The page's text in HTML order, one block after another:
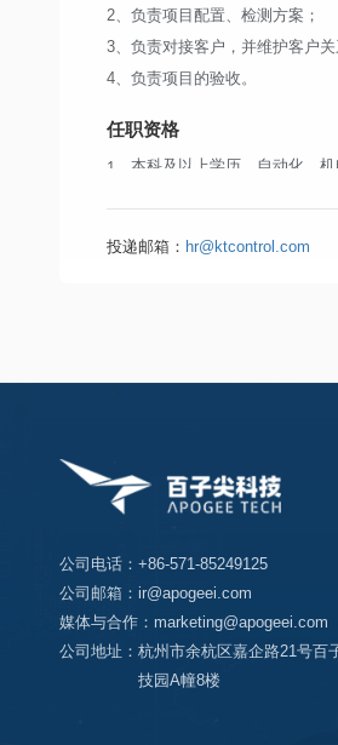
2、负责项目配置、检测方案；
3、负责对接客户，并维护客户关
4、负责项目的验收。
任职资格
1、本科及以上学历，自动化、
投递邮箱： hr@ktcontrol.com
公司电话： +86-571-85249125
公司邮箱： ir@apogeei.com
媒体与合作： marketing@apogeei.com
公司地址： 杭州市余杭区嘉企路21号百
技园A幢8楼